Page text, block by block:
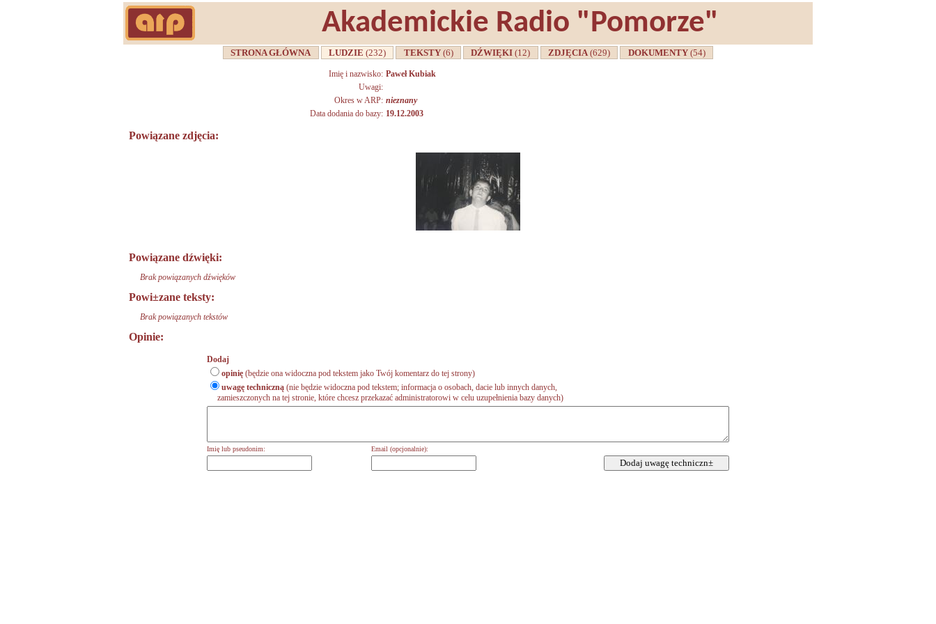
Akademickie Radio "Pomorze"
STRONA GŁÓWNA LUDZIE(232) TEKSTY (6) DŹWIĘKI(12) ZDJĘCIA(629) DOKUMENTY (54)
Imię i nazwisko: Paweł Kubiak
Uwagi:
Okres w ARP: nieznany
Data dodania do bazy: 19.12.2003
Powiązane zdjęcia:
Powiązane dźwięki:
Brak powiązanych dźwięków
Powi±zane teksty:
Brak powiązanych tekstów
Opinie:
Dodaj
opinię (będzie ona widoczna pod tekstem jako Twój komentarz do tej strony)
uwagę techniczną (nie będzie widoczna pod tekstem; informacja o osobach, dacie lub innych danych,
zamieszczonych na tej stronie, które chcesz przekazać administratorowi w celu uzupełnienia bazy danych)
Imię lub pseudonim: Email (opcjonalnie):